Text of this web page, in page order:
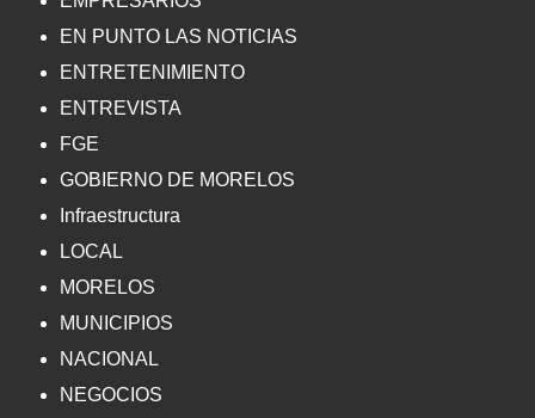
EN PUNTO LAS NOTICIAS
ENTRETENIMIENTO
ENTREVISTA
FGE
GOBIERNO DE MORELOS
Infraestructura
LOCAL
MORELOS
MUNICIPIOS
NACIONAL
NEGOCIOS